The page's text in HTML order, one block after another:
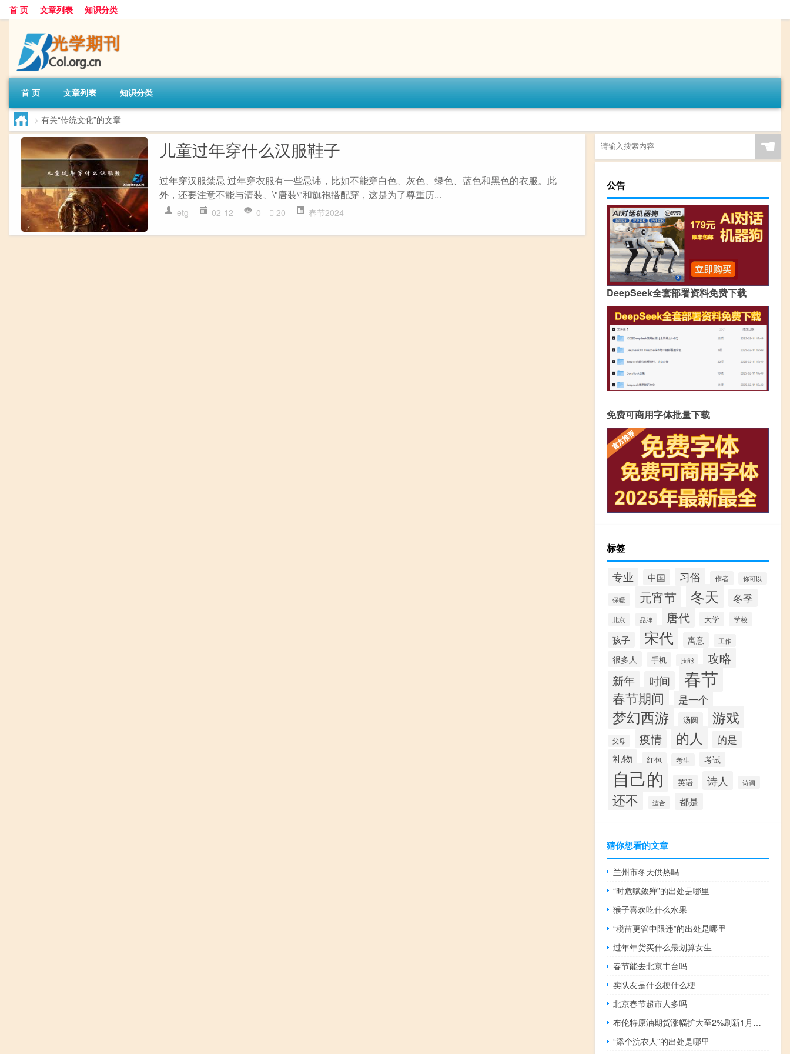
首 页 文章列表 知识分类
首 页 文章列表 知识分类
> 有关“传统文化”的文章
儿童过年穿什么汉服鞋子
过年穿汉服禁忌 过年穿衣服有一些忌讳，比如不能穿白色、灰色、绿色、蓝色和黑色的衣服。此
外，还要注意不能与清装、\"唐装\"和旗袍搭配穿，这是为了尊重历...
etg 02-12 0 20 春节2024
☚
公告
DeepSeek全套部署资料免费下载
免费可商用字体批量下载
标签
专业 中国 习俗 作者 你可以
保暖 元宵节 冬天 冬季
北京 品牌 唐代 大学 学校
孩子 宋代 寓意 工作
很多人 手机 技能 攻略
新年 时间 春节
春节期间 是一个
梦幻西游 汤圆 游戏
父母 疫情 的人 的是
礼物 红包 考生 考试
自己的 英语 诗人 诗词
还不 适合 都是
猜你想看的文章
兰州市冬天供热吗
“时危赋敛殚”的出处是哪里
猴子喜欢吃什么水果
“税苗更管中限违”的出处是哪里
过年年货买什么最划算女生
春节能去北京丰台吗
卖队友是什么梗什么梗
北京春节超市人多吗
布伦特原油期货涨幅扩大至2%刷新1月下旬以来盘中高位至88.59美元/桶1月顶部在89.07美元
“添个浣衣人”的出处是哪里